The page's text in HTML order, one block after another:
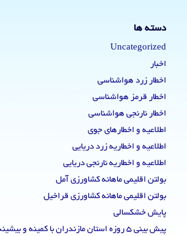
دسته ها
Uncategorized
اخبار
اخطار زرد هواشناسی
اخطار قرمز هواشناسی
اخطار نارنجی هواشناسی
اطلاعیه و اخطارهای جوی
اطلاعیه و اخطاریه زرد دریایی
اطلاعیه و اخطاریه نارنجی دریایی
بولتن اقلیمی ماهانه کشاورزی آمل
بولتن اقلیمی ماهانه کشاورزی قراخیل
پایش خشکسالی
پیش بینی 5 روزه استان مازندران با کمینه و بیشینه دما